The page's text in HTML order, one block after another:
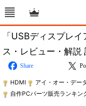
「USBディスプレ
ス・レビュー・解説
Share
HDMI アイ・オー・デー
自作PCパーツ販売ランキン